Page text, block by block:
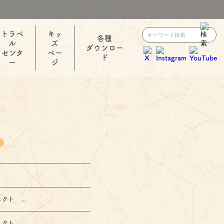
トラベ
ル
センタ
ー
キッ
ズ
ペー
ジ
各種
ダウンロー
ド
クト ...